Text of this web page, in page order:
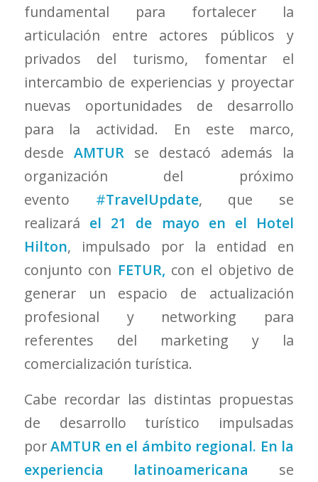
fundamental para fortalecer la
articulación entre actores públicos y
privados del turismo, fomentar el
intercambio de experiencias y proyectar
nuevas oportunidades de desarrollo
para la actividad. En este marco,
desde AMTURse destacó además la
organización del próximo
evento #TravelUpdate, que se
realizará el 21 de mayo en el Hotel
Hilton, impulsado por la entidad en
conjunto con FETUR, con el objetivo de
generar un espacio de actualización
profesional y networking para
referentes del marketing y la
comercialización turística.
Cabe recordar las distintas propuestas
de desarrollo turístico impulsadas
porAMTUR en el ámbito regional. En la
experiencia latinoamericana se